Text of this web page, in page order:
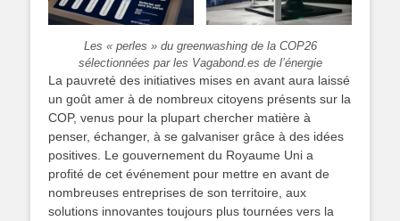
Les « perles » du greenwashing de la COP26
sélectionnées par les Vagabond.es de l’énergie
La pauvreté des initiatives mises en avant aura laissé
un goût amer à de nombreux citoyens présents sur la
COP, venus pour la plupart chercher matière à
penser, échanger, à se galvaniser grâce à des idées
positives. Le gouvernement du Royaume Uni a
profité de cet événement pour mettre en avant de
nombreuses entreprises de son territoire, aux
solutions innovantes toujours plus tournées vers la